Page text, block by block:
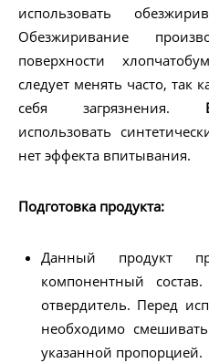
использовать
Обезжиривание
поверхности
следует менять часто, так
себя загрязнения.
использовать
нет эффекта впитывания.
Подготовка продукта:
Данный продукт
компонентный
отвердитель. Перед
необходимо
указанной пропорцией.